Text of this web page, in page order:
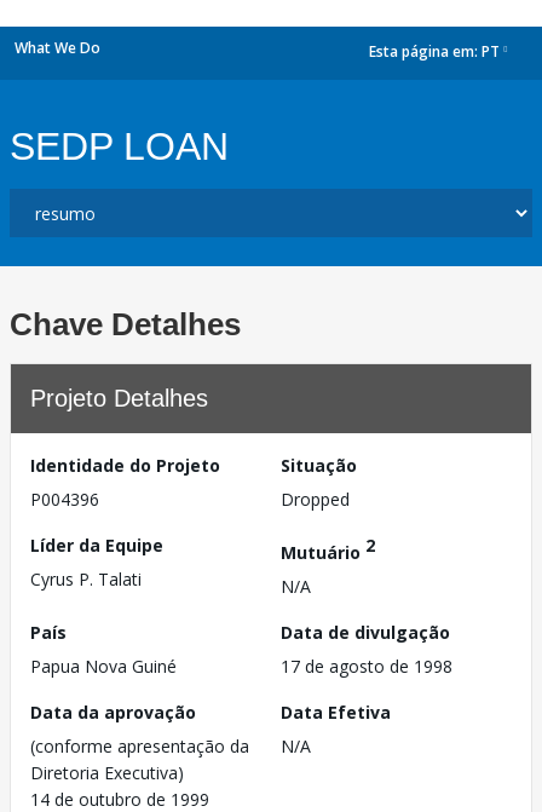
What We Do Esta página em: PT
SEDP LOAN
Chave Detalhes
Projeto Detalhes
Identidade do Projeto
P004396
Situação
Dropped
Líder da Equipe
Cyrus P. Talati
Mutuário 2
N/A
País
Papua Nova Guiné
Data de divulgação
17 de agosto de 1998
Data da aprovação
(conforme apresentação da
Diretoria Executiva)
14 de outubro de 1999
Data Efetiva
N/A